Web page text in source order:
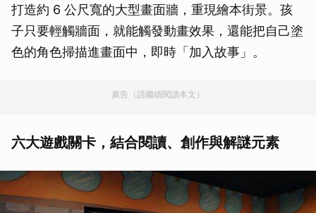
打造約 6 公尺寬的大型畫面牆，重現繪本街景。孩
子只要輕觸牆面，就能觸發動畫效果，還能把自己塗
色的角色掃描進畫面中，即時「加入故事」。
廣告（請繼續閱讀本文）
六大遊戲關卡，結合閱讀、創作與解謎元素